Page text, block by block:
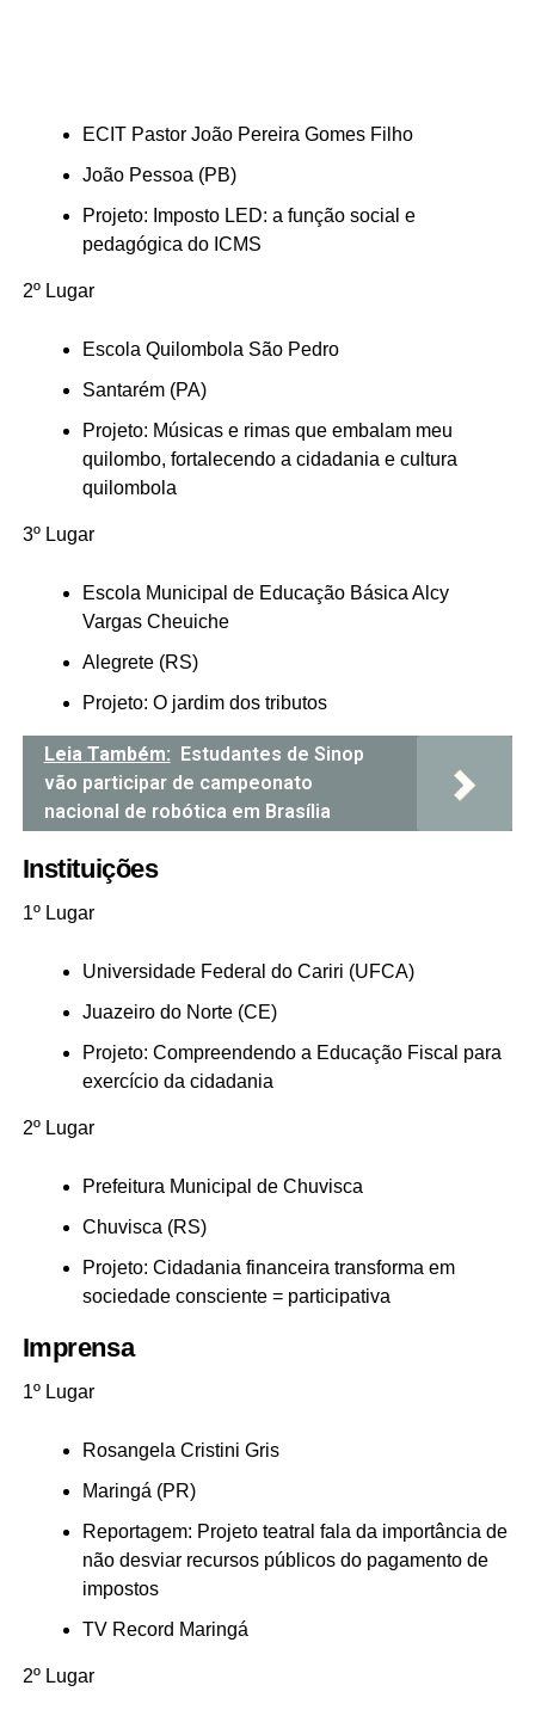
ECIT Pastor João Pereira Gomes Filho
João Pessoa (PB)
Projeto: Imposto LED: a função social e
pedagógica do ICMS
2º Lugar
Escola Quilombola São Pedro
Santarém (PA)
Projeto: Músicas e rimas que embalam meu
quilombo, fortalecendo a cidadania e cultura
quilombola
3º Lugar
Escola Municipal de Educação Básica Alcy
Vargas Cheuiche
Alegrete (RS)
Projeto: O jardim dos tributos
Leia Também:
Estudantes de Sinop
vão participar de campeonato
nacional de robótica em Brasília
Instituições
1º Lugar
Universidade Federal do Cariri (UFCA)
Juazeiro do Norte (CE)
Projeto: Compreendendo a Educação Fiscal para
exercício da cidadania
2º Lugar
Prefeitura Municipal de Chuvisca
Chuvisca (RS)
Projeto: Cidadania financeira transforma em
sociedade consciente = participativa
Imprensa
1º Lugar
Rosangela Cristini Gris
Maringá (PR)
Reportagem: Projeto teatral fala da importância de
não desviar recursos públicos do pagamento de
impostos
TV Record Maringá
2º Lugar